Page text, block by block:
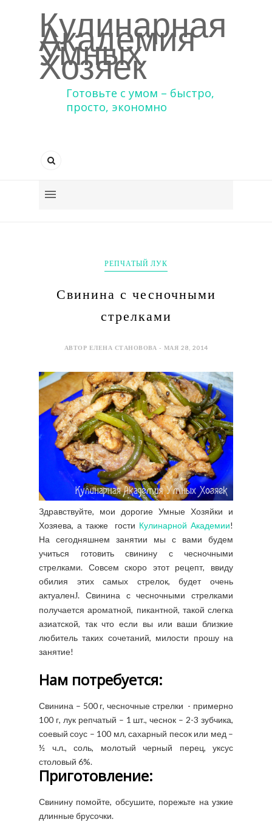
Кулинарная
Академия
Умных
Хозяек
Готовьте с умом – быстро,
просто, экономно
РЕПЧАТЫЙ ЛУК
Свинина с чесночными
стрелками
АВТОР ЕЛЕНА СТАНОВОВА - МАЯ 28, 2014
Здравствуйте, мои дорогие Умные Хозяйки и
Хозяева, а также гости Кулинарной Академии!
На сегодняшнем занятии мы с вами будем
учиться готовить свинину с чесночными
стрелками. Совсем скоро этот рецепт, ввиду
обилия этих самых стрелок, будет очень
актуаленJ. Свинина с чесночными стрелками
получается ароматной, пикантной, такой слегка
азиатской, так что если вы или ваши близкие
любитель таких сочетаний, милости прошу на
занятие!
Нам потребуется:
Свинина – 500 г, чесночные стрелки - примерно
100 г, лук репчатый – 1 шт., чеснок – 2-3 зубчика,
соевый соус – 100 мл, сахарный песок или мед –
½ ч.л., соль, молотый черный перец, уксус
столовый 6%.
Приготовление:
Свинину помойте, обсушите, порежьте на узкие
длинные брусочки.